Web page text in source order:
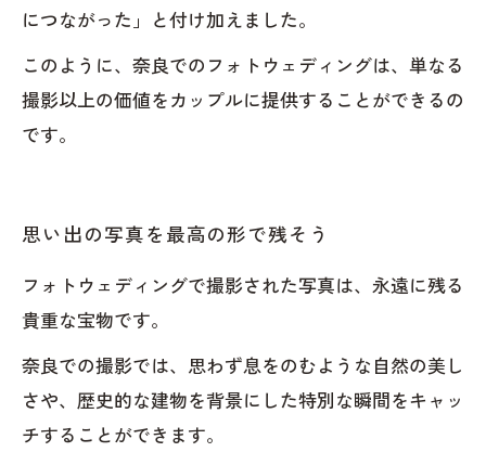
につながった」と付け加えました。
このように、奈良でのフォトウェディングは、単なる
撮影以上の価値をカップルに提供することができるの
です。
思い出の写真を最高の形で残そう
フォトウェディングで撮影された写真は、永遠に残る
貴重な宝物です。
奈良での撮影では、思わず息をのむような自然の美し
さや、歴史的な建物を背景にした特別な瞬間をキャッ
チすることができます。